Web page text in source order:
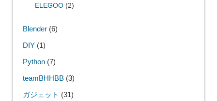
ELEGOO(2)
Blender(6)
DIY(1)
Python(7)
teamBHHBB(3)
ガジェット (31)